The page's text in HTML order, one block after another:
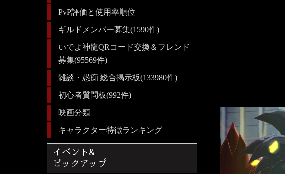
PvP評価と使用率順位
ギルドメンバー募集(1590件)
いでよ神龍QRコード交換＆フレンド
募集(95569件)
雑談・愚痴 総合掲示板(133980件)
初心者質問板(992件)
映画分類
キャラクター特徴ランキング
イベント&
ピックアップ